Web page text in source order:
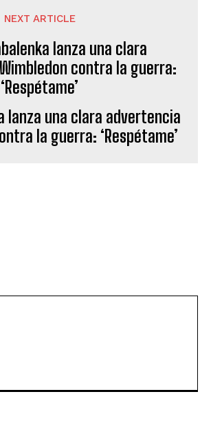
NEXT ARTICLE
lanza una clara advertencia
la guerra: ‘Respétame’